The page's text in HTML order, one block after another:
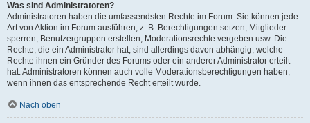
Was sind Administratoren?
Administratoren haben die umfassendsten Rechte im Forum. Sie können jede
Art von Aktion im Forum ausführen; z. B. Berechtigungen setzen, Mitglieder
sperren, Benutzergruppen erstellen, Moderationsrechte vergeben usw. Die
Rechte, die ein Administrator hat, sind allerdings davon abhängig, welche
Rechte ihnen ein Gründer des Forums oder ein anderer Administrator erteilt
hat. Administratoren können auch volle Moderationsberechtigungen haben,
wenn ihnen das entsprechende Recht erteilt wurde.
Nach oben